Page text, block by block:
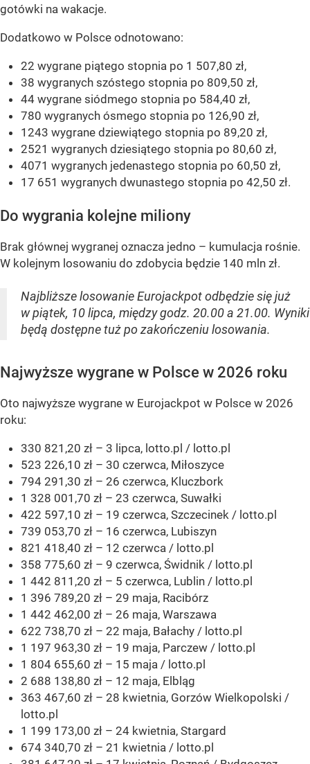
gotówki na wakacje.
Dodatkowo w Polsce odnotowano:
22 wygrane piątego stopnia po 1 507,80 zł,
38 wygranych szóstego stopnia po 809,50 zł,
44 wygrane siódmego stopnia po 584,40 zł,
780 wygranych ósmego stopnia po 126,90 zł,
1243 wygrane dziewiątego stopnia po 89,20 zł,
2521 wygranych dziesiątego stopnia po 80,60 zł,
4071 wygranych jedenastego stopnia po 60,50 zł,
17 651 wygranych dwunastego stopnia po 42,50 zł.
Do wygrania kolejne miliony
Brak głównej wygranej oznacza jedno – kumulacja rośnie.
W kolejnym losowaniu do zdobycia będzie 140 mln zł.
Najbliższe losowanie Eurojackpot odbędzie się już
w piątek, 10 lipca, między godz. 20.00 a 21.00. Wyniki
będą dostępne tuż po zakończeniu losowania.
Najwyższe wygrane w Polsce w 2026 roku
Oto najwyższe wygrane w Eurojackpot w Polsce w 2026
roku:
330 821,20 zł – 3 lipca, lotto.pl / lotto.pl
523 226,10 zł – 30 czerwca, Miłoszyce
794 291,30 zł – 26 czerwca, Kluczbork
1 328 001,70 zł – 23 czerwca, Suwałki
422 597,10 zł – 19 czerwca, Szczecinek / lotto.pl
739 053,70 zł – 16 czerwca, Lubiszyn
821 418,40 zł – 12 czerwca / lotto.pl
358 775,60 zł – 9 czerwca, Świdnik / lotto.pl
1 442 811,20 zł – 5 czerwca, Lublin / lotto.pl
1 396 789,20 zł – 29 maja, Racibórz
1 442 462,00 zł – 26 maja, Warszawa
622 738,70 zł – 22 maja, Bałachy / lotto.pl
1 197 963,30 zł – 19 maja, Parczew / lotto.pl
1 804 655,60 zł – 15 maja / lotto.pl
2 688 138,80 zł – 12 maja, Elbląg
363 467,60 zł – 28 kwietnia, Gorzów Wielkopolski /
lotto.pl
1 199 173,00 zł – 24 kwietnia, Stargard
674 340,70 zł – 21 kwietnia / lotto.pl